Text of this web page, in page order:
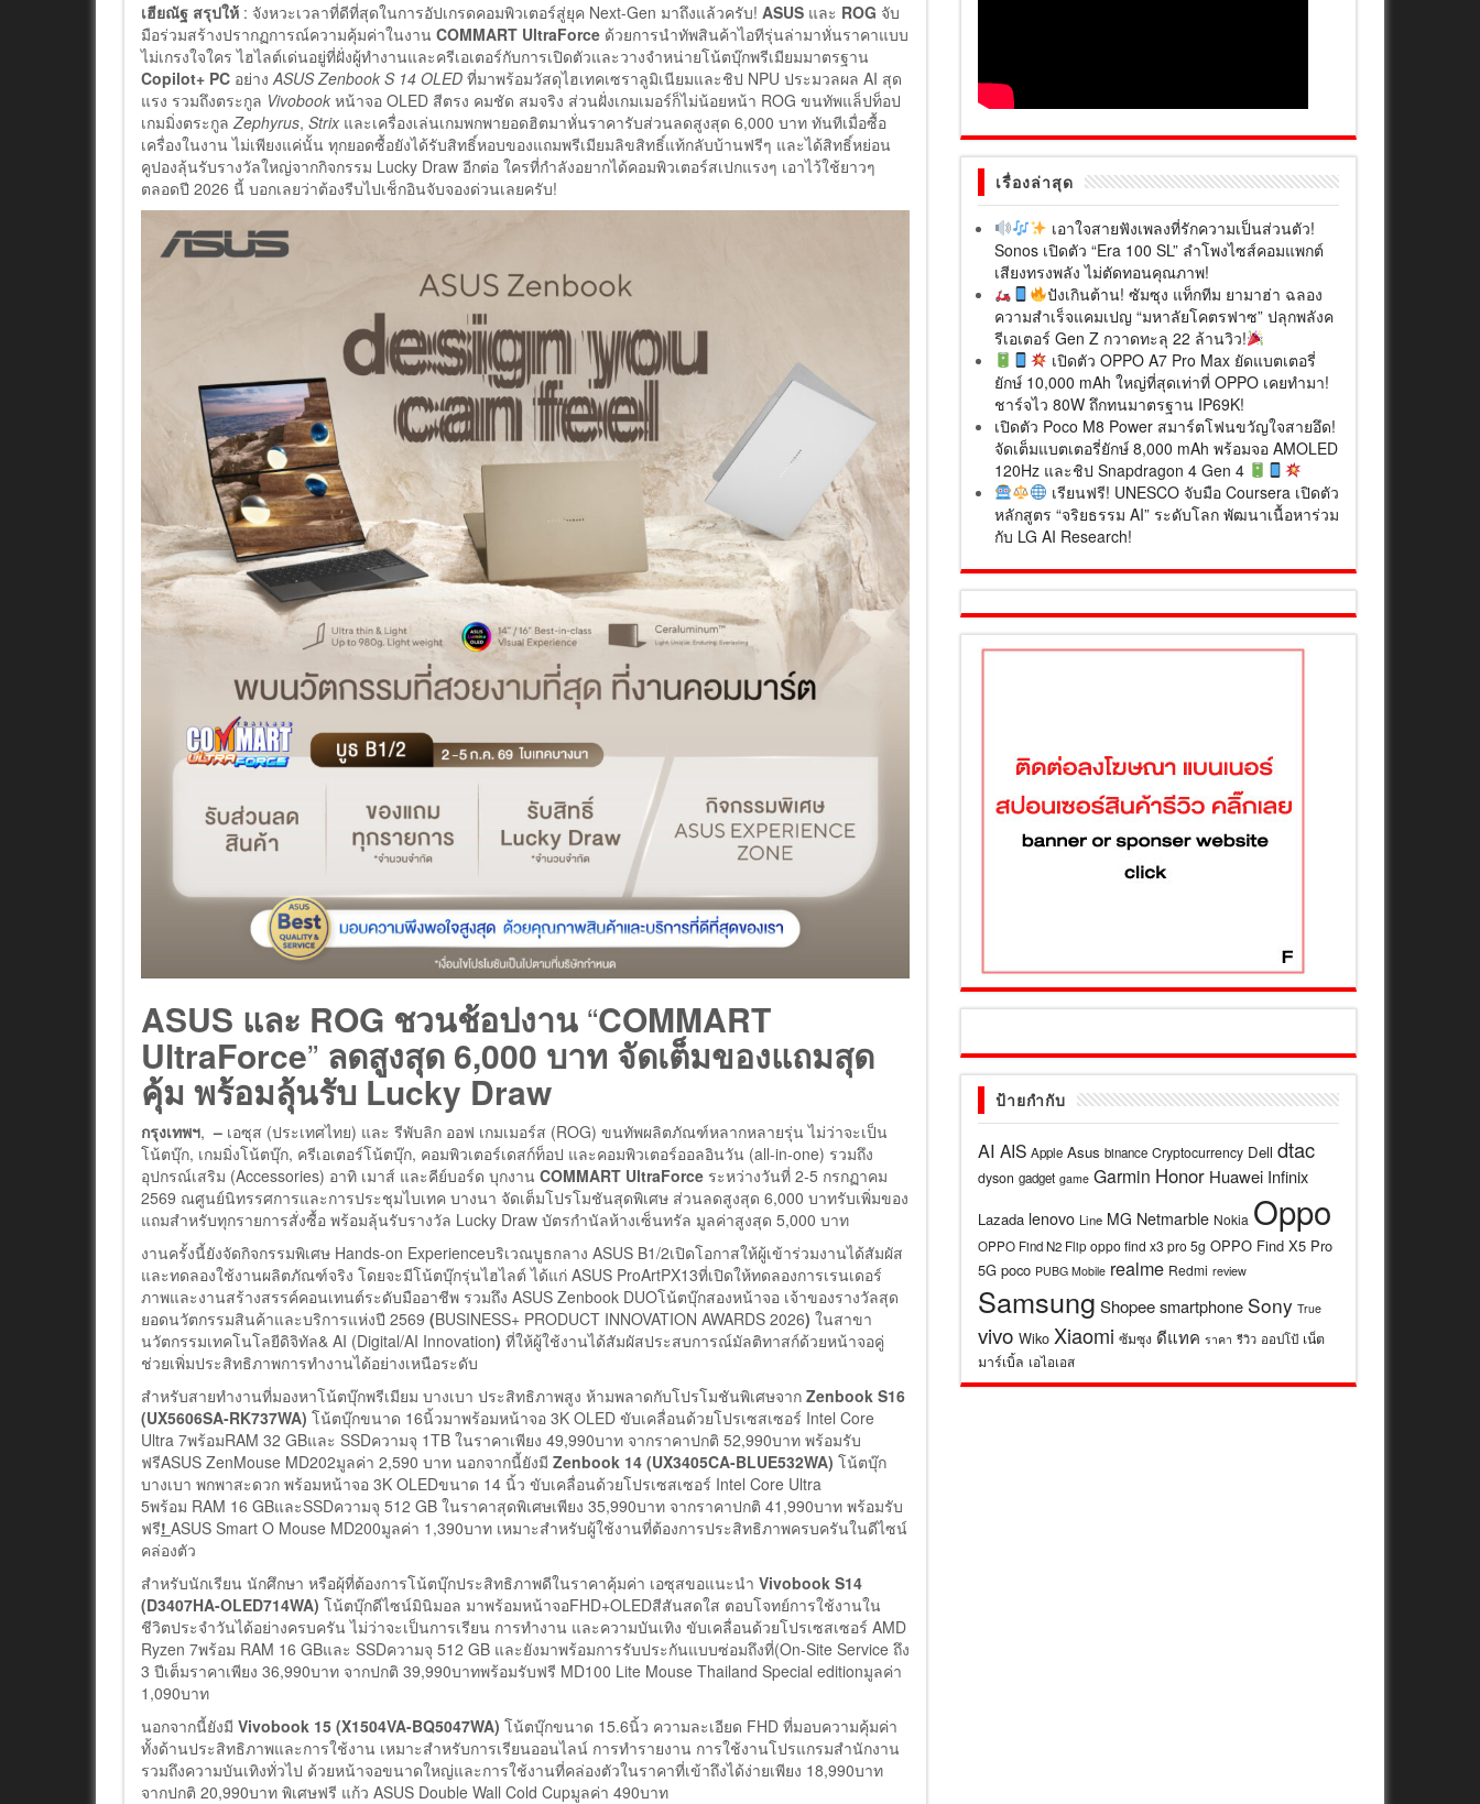
เฮียณัฐ สรุปให้ : จังหวะเวลาที่ดีที่สุดในการอัปเกรดคอมพิวเตอร์สู่ยุค Next-Gen มาถึงแล้วครับ! ASUS และ ROG จับ
มือร่วมสร้างปรากฏการณ์ความคุ้มค่าในงาน COMMART UltraForce ด้วยการนำทัพสินค้าไอทีรุ่นล่ามาหั่นราคาแบบ
ไม่เกรงใจใคร ไฮไลต์เด่นอยู่ที่ฝั่งผู้ทำงานและครีเอเตอร์กับการเปิดตัวและวางจำหน่ายโน้ตบุ๊กพรีเมียมมาตรฐาน
Copilot+ PC อย่างASUS Zenbook S 14 OLED ที่มาพร้อมวัสดุไฮเทคเซราลูมิเนียมและชิป NPU ประมวลผล AI สุด
แรง รวมถึงตระกูล Vivobook หน้าจอ OLED สีตรง คมชัด สมจริง ส่วนฝั่งเกมเมอร์ก็ไม่น้อยหน้า ROG ขนทัพแล็ปท็อป
เกมมิ่งตระกูลZephyrus, Strix และเครื่องเล่นเกมพกพายอดฮิตมาหั่นราคารับส่วนลดสูงสุด 6,000 บาท ทันทีเมื่อซื้อ
เครื่องในงาน ไม่เพียงแค่นั้น ทุกยอดซื้อยังได้รับสิทธิ์หอบของแถมพรีเมียมลิขสิทธิ์แท้กลับบ้านฟรีๆ และได้สิทธิ์หย่อน
คูปองลุ้นรับรางวัลใหญ่จากกิจกรรม Lucky Draw อีกต่อ ใครที่กำลังอยากได้คอมพิวเตอร์สเปกแรงๆ เอาไว้ใช้ยาวๆ
ตลอดปี 2026 นี้ บอกเลยว่าต้องรีบไปเช็กอินจับจองด่วนเลยครับ!
ASUS และ ROG ชวนช้อปงาน “COMMART
UltraForce” ลดสูงสุด 6,000 บาท จัดเต็มของแถมสุด
คุ้ม พร้อมลุ้นรับ Lucky Draw
กรุงเทพฯ, – เอซุส (ประเทศไทย) และ รีพับลิก ออฟ เกมเมอร์ส (ROG) ขนทัพผลิตภัณฑ์หลากหลายรุ่น ไม่ว่าจะเป็น
โน้ตบุ๊ก, เกมมิ่งโน้ตบุ๊ก, ครีเอเตอร์โน้ตบุ๊ก, คอมพิวเตอร์เดสก์ท็อป และคอมพิวเตอร์ออลอินวัน (all-in-one) รวมถึง
อุปกรณ์เสริม (Accessories) อาทิ เมาส์ และคีย์บอร์ด บุกงาน COMMART UltraForce ระหว่างวันที่ 2-5 กรกฏาคม
2569 ณศูนย์นิทรรศการและการประชุมไบเทค บางนา จัดเต็มโปรโมชันสุดพิเศษ ส่วนลดสูงสุด 6,000 บาทรับเพิ่มของ
แถมสำหรับทุกรายการสั่งซื้อ พร้อมลุ้นรับรางวัล Lucky Draw บัตรกำนัลห้างเซ็นทรัล มูลค่าสูงสุด 5,000 บาท
งานครั้งนี้ยังจัดกิจกรรมพิเศษ Hands-on Experienceบริเวณบูธกลาง ASUS B1/2เปิดโอกาสให้ผู้เข้าร่วมงานได้สัมผัส
และทดลองใช้งานผลิตภัณฑ์จริง โดยจะมีโน้ตบุ๊กรุ่นไฮไลต์ ได้แก่ ASUS ProArtPX13ที่เปิดให้ทดลองการเรนเดอร์
ภาพและงานสร้างสรรค์คอนเทนต์ระดับมืออาชีพ รวมถึง ASUS Zenbook DUOโน้ตบุ๊กสองหน้าจอ เจ้าของรางวัลสุด
ยอดนวัตกรรมสินค้าและบริการแห่งปี 2569 (BUSINESS+ PRODUCT INNOVATION AWARDS 2026) ในสาขา
นวัตกรรมเทคโนโลยีดิจิทัล& AI (Digital/AI Innovation) ที่ให้ผู้ใช้งานได้สัมผัสประสบการณ์มัลติทาสก์ด้วยหน้าจอคู่
ช่วยเพิ่มประสิทธิภาพการทำงานได้อย่างเหนือระดับ
สำหรับสายทำงานที่มองหาโน้ตบุ๊กพรีเมียม บางเบา ประสิทธิภาพสูง ห้ามพลาดกับโปรโมชันพิเศษจาก Zenbook S16
(UX5606SA-RK737WA) โน้ตบุ๊กขนาด 16นิ้วมาพร้อมหน้าจอ 3K OLED ขับเคลื่อนด้วยโปรเซสเซอร์ Intel Core
Ultra 7พร้อมRAM 32 GBและ SSDความจุ 1TB ในราคาเพียง 49,990บาท จากราคาปกติ 52,990บาท พร้อมรับ
ฟรีASUS ZenMouse MD202มูลค่า 2,590 บาท นอกจากนี้ยังมี Zenbook 14 (UX3405CA-BLUE532WA) โน้ตบุ๊ก
บางเบา พกพาสะดวก พร้อมหน้าจอ 3K OLEDขนาด 14 นิ้ว ขับเคลื่อนด้วยโปรเซสเซอร์ Intel Core Ultra
5พร้อม RAM 16 GBและSSDความจุ 512 GB ในราคาสุดพิเศษเพียง 35,990บาท จากราคาปกติ 41,990บาท พร้อมรับ
ฟรี! ASUS Smart O Mouse MD200มูลค่า 1,390บาท เหมาะสำหรับผู้ใช้งานที่ต้องการประสิทธิภาพครบครันในดีไซน์
คล่องตัว
สำหรับนักเรียน นักศึกษา หรือผุ้ที่ต้องการโน้ตบุ๊กประสิทธิภาพดีในราคาคุ้มค่า เอซุสขอแนะนำ Vivobook S14
(D3407HA-OLED714WA) โน้ตบุ๊กดีไซน์มินิมอล มาพร้อมหน้าจอFHD+OLEDสีสันสดใส ตอบโจทย์การใช้งานใน
ชีวิตประจำวันได้อย่างครบครัน ไม่ว่าจะเป็นการเรียน การทำงาน และความบันเทิง ขับเคลื่อนด้วยโปรเซสเซอร์ AMD
Ryzen 7พร้อม RAM 16 GBและ SSDความจุ 512 GB และยังมาพร้อมการรับประกันแบบซ่อมถึงที่(On-Site Service ถึง
3 ปีเต็มราคาเพียง 36,990บาท จากปกติ 39,990บาทพร้อมรับฟรี MD100 Lite Mouse Thailand Special editionมูลค่า
1,090บาท
นอกจากนี้ยังมี Vivobook 15 (X1504VA-BQ5047WA) โน้ตบุ๊กขนาด 15.6นิ้ว ความละเอียด FHD ที่มอบความคุ้มค่า
ทั้งด้านประสิทธิภาพและการใช้งาน เหมาะสำหรับการเรียนออนไลน์ การทำรายงาน การใช้งานโปรแกรมสำนักงาน
รวมถึงความบันเทิงทั่วไป ด้วยหน้าจอขนาดใหญ่และการใช้งานที่คล่องตัวในราคาที่เข้าถึงได้ง่ายเพียง 18,990บาท
จากปกติ 20,990บาท พิเศษฟรี แก้ว ASUS Double Wall Cold Cupมูลค่า 490บาท
เรื่องล่าสุด
เอาใจสายฟังเพลงที่รักความเป็นส่วนตัว!
Sonos เปิดตัว “Era 100 SL” ลำโพงไซส์คอมแพกต์
เสียงทรงพลัง ไม่ตัดทอนคุณภาพ!
ปังเกินต้าน! ซัมซุง แท็กทีม ยามาฮ่า ฉลอง
ความสำเร็จแคมเปญ “มหาลัยโคตรฟาซ” ปลุกพลังค
รีเอเตอร์ Gen Z กวาดทะลุ 22 ล้านวิว!
เปิดตัว OPPO A7 Pro Max ยัดแบตเตอรี่
ยักษ์ 10,000 mAh ใหญ่ที่สุดเท่าที่ OPPO เคยทำมา!
ชาร์จไว 80W ถึกทนมาตรฐาน IP69K!
เปิดตัว Poco M8 Power สมาร์ตโฟนขวัญใจสายอึด!
จัดเต็มแบตเตอรี่ยักษ์ 8,000 mAh พร้อมจอ AMOLED
120Hz และชิป Snapdragon 4 Gen 4
เรียนฟรี! UNESCO จับมือ Coursera เปิดตัว
หลักสูตร “จริยธรรม AI” ระดับโลก พัฒนาเนื้อหาร่วม
กับ LG AI Research!
ป้ายกำกับ
AI AIS Apple Asus binance Cryptocurrency Dell dtac
dyson gadget game Garmin Honor Huawei Infinix
Lazada lenovo Line MG Netmarble Nokia Oppo
OPPO Find N2 Flip oppo find x3 pro 5g OPPO Find X5 Pro
5G poco PUBG Mobile realme Redmi review
Samsung Shopeesmartphone Sony True
vivo Wiko Xiaomi ซัมซุง ดีแทค ราคา รีวิว ออปโป้ เน็ต
มาร์เบิ้ล เอไอเอส